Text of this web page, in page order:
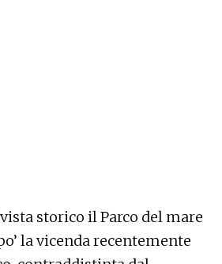
storico il Parco del mare
la vicenda recentemente